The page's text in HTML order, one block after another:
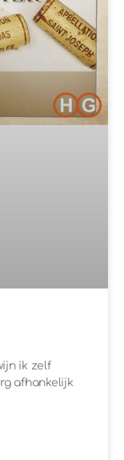
ik zelf
afhankelijk